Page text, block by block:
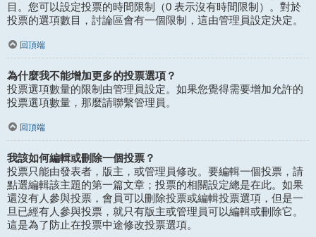
目。您可以設定投票的時間限制（0 表示沒有時間限制）。對於
投票的選項數目，討論區會有一個限制，這由管理員設定決定。
回頂端
為什麼我不能增加更多的投票選項？
投票選項數量的限制由管理員設定。如果您覺得需要增加允許的
投票選項數量，那麼請聯繫管理員。
回頂端
我該如何編輯或刪除一個投票？
投票只能由發表者，版主，或管理員修改。要編輯一個投票，請
點選編輯該主題的第一篇文章；投票的相關設定總是在此。如果
還沒有人參與投票，會員可以刪除投票或編輯投票選項，但是一
旦已經有人參與投票，就只有版主或管理員可以編輯或刪除它。
這是為了防止在投票中途修改投票選項。